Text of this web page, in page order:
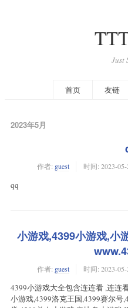
Just
首页 友链
2023年5月
作者: guest 时间: 2023-05-
qq
小游戏,4399小游戏,小
作者: guest 时间: 2023-05-
4399小游戏大全包含连连看 ,连连
小游戏,4399洛克王国,4399赛尔号